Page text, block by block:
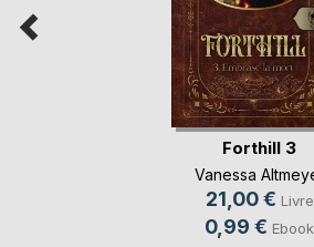
Forthill 3
Vanessa
21,00 € Livre
0,99 € Ebook